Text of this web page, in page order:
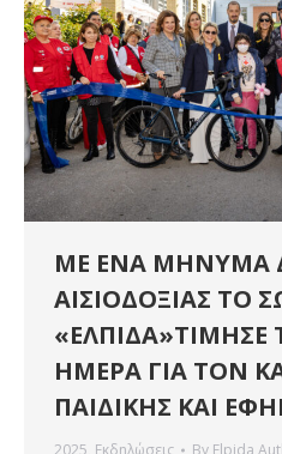
ΜΕ ΕΝΑ ΜΗΝΥΜΑ
ΑΙΣΙΟΔΟΞΙΑΣ ΤΟ
ΗΜΕΡΑ ΓΙΑ ΤΟΝ
ΠΑΙΔΙΚΗΣ ΚΑΙ
2025, Εκδηλώσεις By Elpida